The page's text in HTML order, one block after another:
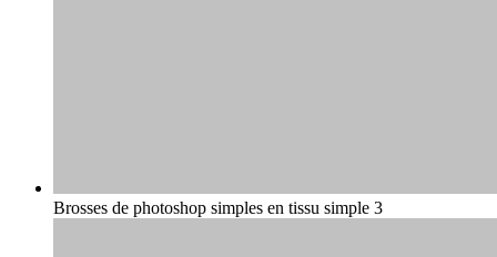
Brosses de photoshop simples en tissu simple 3